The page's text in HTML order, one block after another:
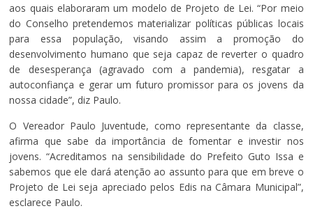
aos quais elaboraram um modelo de Projeto de Lei. “Por meio
do Conselho pretendemos materializar políticas públicas locais
para essa população, visando assim a promoção do
desenvolvimento humano que seja capaz de reverter o quadro
de desesperança (agravado com a pandemia), resgatar a
autoconfiança e gerar um futuro promissor para os jovens da
nossa cidade”, diz Paulo.
O Vereador Paulo Juventude, como representante da classe,
afirma que sabe da importância de fomentar e investir nos
jovens. “Acreditamos na sensibilidade do Prefeito Guto Issa e
sabemos que ele dará atenção ao assunto para que em breve o
Projeto de Lei seja apreciado pelos Edis na Câmara Municipal”,
esclarece Paulo.